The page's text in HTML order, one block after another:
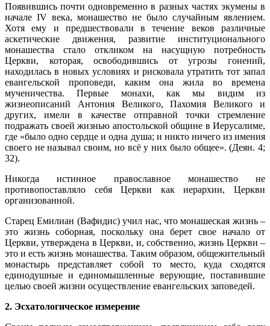
Появившись почти одновременно в разных частях экумены в
начале IV века, монашество не было случайным явлением.
Хотя ему и предшествовали в течение веков различные
аскетические движения, развитие институционального
монашества стало откликом на насущную потребность
Церкви, которая, освободившись от угрозы гонений,
находилась в новых условиях и рисковала утратить тот запал
евангельской проповеди, каким она жила во времена
мученичества. Первые монахи, как мы видим из
жизнеописаний Антония Великого, Пахомия Великого и
других, имели в качестве отправной точки стремление
подражать своей жизнью апостольской общине в Иерусалиме,
где «было одно сердце и одна душа; и никто ничего из имения
своего не называл своим, но всё у них было общее». (Деян. 4;
32).
Никогда истинное православное монашество не
противопоставляло себя Церкви как иерархии, Церкви
организованной.
Старец Емилиан (Вафидис) учил нас, что монашеская жизнь –
это жизнь соборная, поскольку она берет свое начало от
Церкви, утверждена в Церкви, и, собственно, жизнь Церкви –
это и есть жизнь монашества. Таким образом, общежительный
монастырь представляет собой то место, куда сходятся
единодушные и единомышленные верующие, поставившие
целью своей жизни осуществление евангельских заповедей.
2. Эсхатологическое измерение